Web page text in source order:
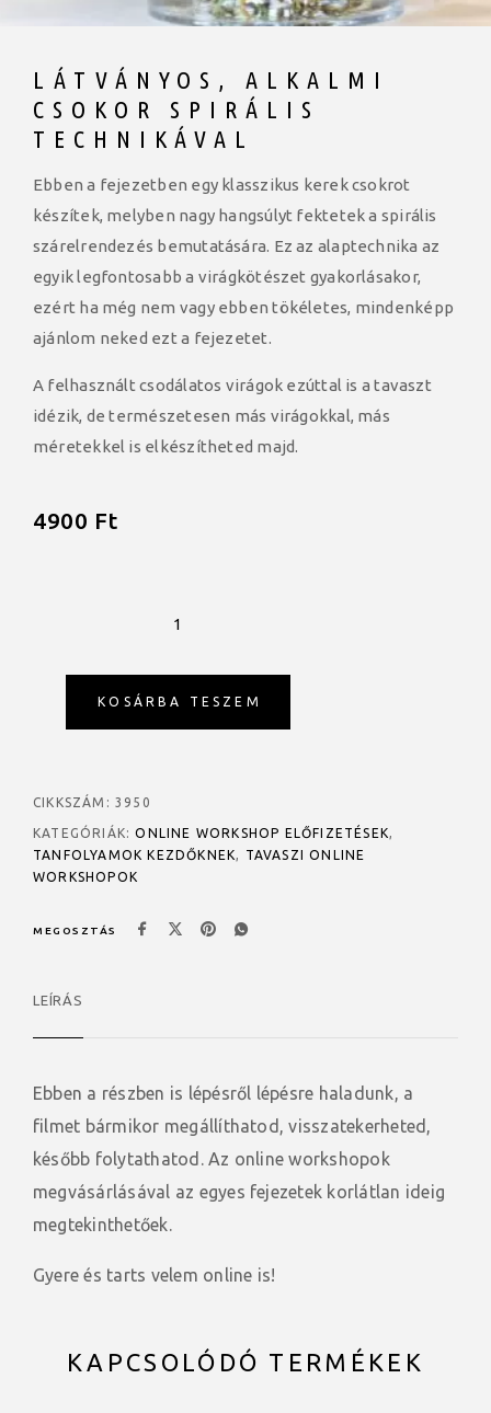
LÁTVÁNYOS, ALKALMI
CSOKOR SPIRÁLIS
TECHNIKÁVAL
Ebben a fejezetben egy klasszikus kerek csokrot
készítek, melyben nagy hangsúlyt fektetek a spirális
szárelrendezés bemutatására. Ez az alaptechnika az
egyik legfontosabb a virágkötészet gyakorlásakor,
ezért ha még nem vagy ebben tökéletes, mindenképp
ajánlom neked ezt a fejezetet.
A felhasznált csodálatos virágok ezúttal is a tavaszt
idézik, de természetesen más virágokkal, más
méretekkel is elkészítheted majd.
4900 Ft
KOSÁRBA TESZEM
CIKKSZÁM: 3950
KATEGÓRIÁK:ONLINE WORKSHOP ELŐFIZETÉSEK,
TANFOLYAMOK KEZDŐKNEK,
TAVASZI ONLINE
WORKSHOPOK
MEGOSZTÁS
LEÍRÁS
Ebben a részben is lépésről lépésre haladunk, a
filmet bármikor megállíthatod, visszatekerheted,
később folytathatod. Az online workshopok
megvásárlásával az egyes fejezetek korlátlan ideig
megtekinthetőek.
Gyere és tarts velem online is!
KAPCSOLÓDÓ TERMÉKEK